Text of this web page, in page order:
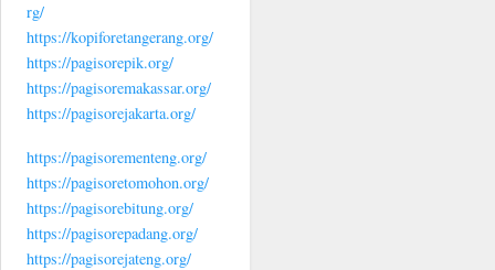
rg/
https://kopiforetangerang.org/
https://pagisorepik.org/
https://pagisoremakassar.org/
https://pagisorejakarta.org/
https://pagisorementeng.org/
https://pagisoretomohon.org/
https://pagisorebitung.org/
https://pagisorepadang.org/
https://pagisorejateng.org/